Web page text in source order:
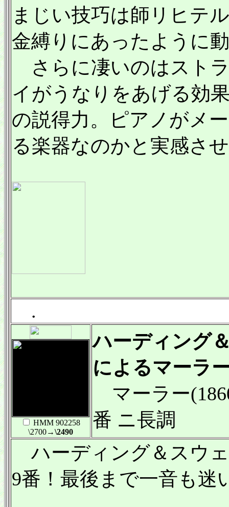
まじい技巧は師リヒテ
金縛りにあったように
さらに凄いのはスト
イがうなりをあげる効
の説得力。ピアノがメ
る楽器なのかと実感さ
.
HMM 902258
\2700→\2490
ハーディング
によるマーラ
マーラー
番 ニ長調
ハーディング＆スウ
9番！最後まで一音も迷